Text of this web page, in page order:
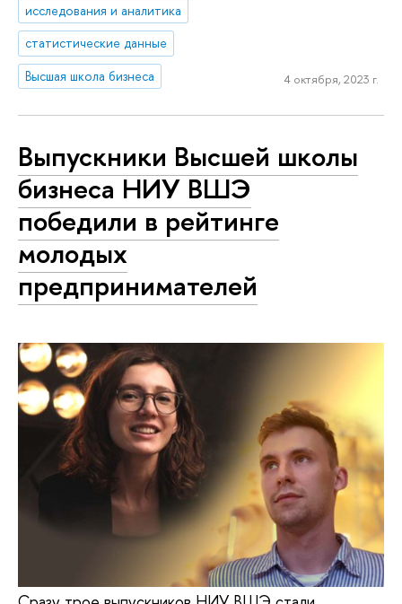
исследования и аналитика
статистические данные
Высшая школа бизнеса
4 октября, 2023 г.
Выпускники Высшей школы
бизнеса НИУ ВШЭ
победили в рейтинге
молодых
предпринимателей